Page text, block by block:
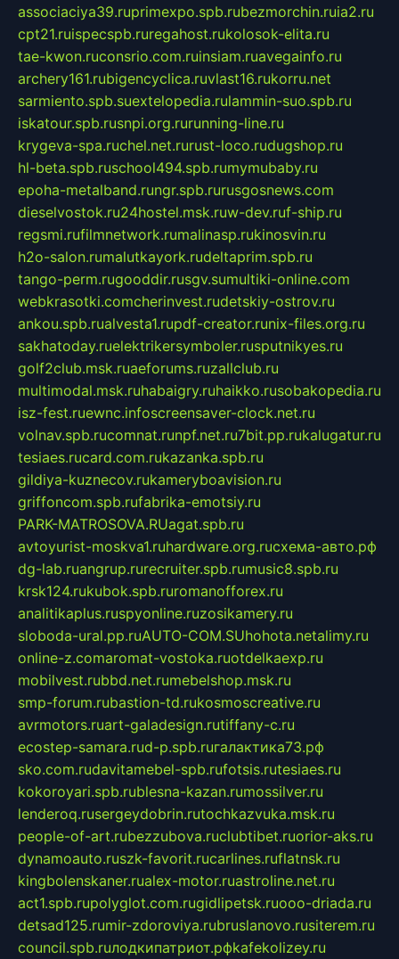
associaciya39.ruprimexpo.spb.rubezmorchin.ruia2.ru
cpt21.ruispecspb.ruregahost.rukolosok-elita.ru
tae-kwon.ruconsrio.com.ruinsiam.ruavegainfo.ru
archery161.rubigencyclica.ruvlast16.rukorru.net
sarmiento.spb.suextelopedia.rulammin-suo.spb.ru
iskatour.spb.rusnpi.org.rurunning-line.ru
krygeva-spa.ruchel.net.rurust-loco.rudugshop.ru
hl-beta.spb.ruschool494.spb.rumymubaby.ru
epoha-metalband.rungr.spb.rurusgosnews.com
dieselvostok.ru24hostel.msk.ruw-dev.ruf-ship.ru
regsmi.rufilmnetwork.rumalinasp.rukinosvin.ru
h2o-salon.rumalutkayork.rudeltaprim.spb.ru
tango-perm.rugooddir.rusgv.sumultiki-online.com
webkrasotki.comcherinvest.rudetskiy-ostrov.ru
ankou.spb.rualvesta1.rupdf-creator.runix-files.org.ru
sakhatoday.ruelektrikersymboler.rusputnikyes.ru
golf2club.msk.ruaeforums.ruzallclub.ru
multimodal.msk.ruhabaigry.ruhaikko.rusobakopedia.ru
isz-fest.ruewnc.infoscreensaver-clock.net.ru
volnav.spb.rucomnat.runpf.net.ru7bit.pp.rukalugatur.ru
tesiaes.rucard.com.rukazanka.spb.ru
gildiya-kuznecov.rukameryboavision.ru
griffoncom.spb.rufabrika-emotsiy.ru
PARK-MATROSOVA.RUagat.spb.ru
avtoyurist-moskva1.ruhardware.org.ruсхема-авто.рф
dg-lab.ruangrup.rurecruiter.spb.rumusic8.spb.ru
krsk124.rukubok.spb.ruromanofforex.ru
analitikaplus.ruspyonline.ruzosikamery.ru
sloboda-ural.pp.ruAUTO-COM.SUhohota.netalimy.ru
online-z.comaromat-vostoka.ruotdelkaexp.ru
mobilvest.rubbd.net.rumebelshop.msk.ru
smp-forum.rubastion-td.rukosmoscreative.ru
avrmotors.ruart-galadesign.rutiffany-c.ru
ecostep-samara.rud-p.spb.ruгалактика73.рф
sko.com.rudavitamebel-spb.rufotsis.rutesiaes.ru
kokoroyari.spb.rublesna-kazan.rumossilver.ru
lenderoq.rusergeydobrin.rutochkazvuka.msk.ru
people-of-art.rubezzubova.ruclubtibet.ruorior-aks.ru
dynamoauto.ruszk-favorit.rucarlines.ruflatnsk.ru
kingbolenskaner.rualex-motor.ruastroline.net.ru
act1.spb.rupolyglot.com.rugidlipetsk.ruooo-driada.ru
detsad125.rumir-zdoroviya.rubruslanovo.rusiterem.ru
council.spb.ruлодкипатриот.рфkafekolizey.ru